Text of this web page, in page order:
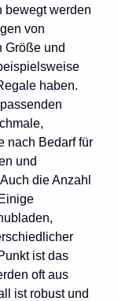
bewegt werden
von
Größe und
haben.
nach Bedarf für
und
die Anzahl
ist das
oft aus
ist robust und